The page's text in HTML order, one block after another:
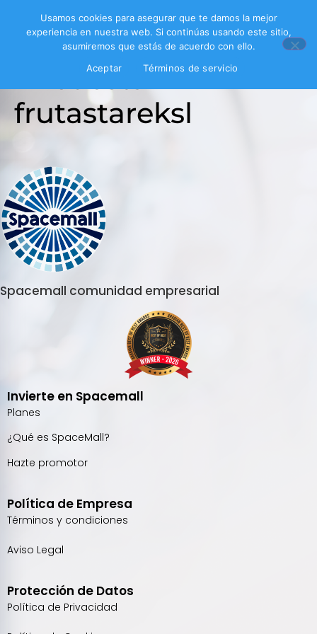
Encuesta
frutastareksl
Spacemall comunidad empresarial
Invierte en Spacemall
Planes
¿Qué es SpaceMall?
Hazte promotor
Política de Empresa
Términos y condiciones
Aviso Legal
Protección de Datos
Política de Privacidad
Usamos cookies para asegurar que te damos la mejor
experiencia en nuestra web. Si continúas usando este sitio,
asumiremos que estás de acuerdo con ello.
Aceptar
Términos de servicio